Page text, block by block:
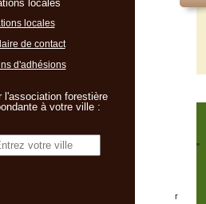
"
r
locales
locales
de contact
d'adhésions
l'association forestière
à votre ville :